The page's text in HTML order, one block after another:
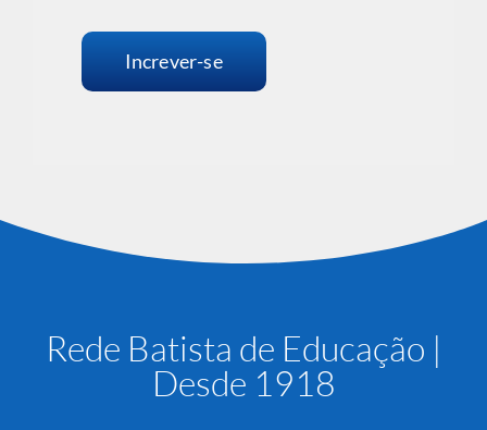
Increver-se
Rede Batista de Educação |
Desde 1918